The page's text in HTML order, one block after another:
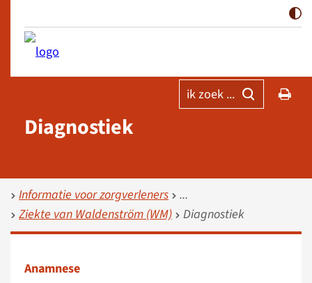
ik zoek ...
Diagnostiek
Informatie voor zorgverleners
Ziekte van Waldenström (WM)
Diagnostiek
Anamnese